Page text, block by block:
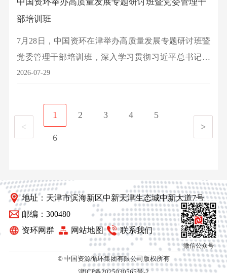
会议，领导班子成员参加会议。
部培训班
7月28日，中国资环在津举办高质量发展专题研讨班暨
党委管理干部培训班，深入学习贯彻习近平总书记关
于国资国企工作的重要论述精神，认真落实国务院国
作，分析研判当前形势，部署下半年重点任务，动员
标任务，努力实现“十五五”良好开局。
2026-07-29
<
1 2 3 4 5
6
>
地址：天津市滨海新区中新天津生态城中新大道7号
邮编：300480
资环网群
网站地图 联系我们
© 中国资源循环集团有限公司版权所有
微信公众号